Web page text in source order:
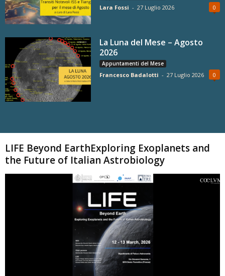
Lara Fossi - 27 Luglio 2026 0
La Luna del Mese – Agosto
2026
Appuntamenti del Mese
Francesco Badalotti - 27 Luglio 2026 0
LIFE Beyond EarthExploring Exoplanets and
the Future of Italian Astrobiology